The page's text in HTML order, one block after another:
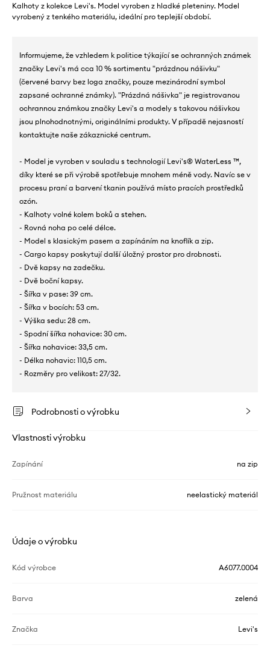
Kalhoty z kolekce Levi's. Model vyroben z hladké pleteniny. Model
vyrobený z tenkého materiálu, ideální pro teplejší období.
Informujeme, že vzhledem k politice týkající se ochranných známek
značky Levi's má cca 10 % sortimentu "prázdnou nášivku"
(červené barvy bez loga značky, pouze mezinárodní symbol
zapsané ochranné známky). "Prázdná nášivka" je registrovanou
ochrannou známkou značky Levi's a modely s takovou nášivkou
jsou plnohodnotnými, originálními produkty. V případě nejasností
kontaktujte naše zákaznické centrum.
- Model je vyroben v souladu s technologií Levi's® WaterLess ™,
díky které se při výrobě spotřebuje mnohem méně vody. Navíc se v
procesu praní a barvení tkanin používá místo pracích prostředků
ozón.
- Kalhoty volné kolem boků a stehen.
- Rovná noha po celé délce.
- Model s klasickým pasem a zapínáním na knoflík a zip.
- Cargo kapsy poskytují další úložný prostor pro drobnosti.
- Dvě kapsy na zadečku.
- Dvě boční kapsy.
- Šířka v pase: 39 cm.
- Šířka v bocích: 53 cm.
- Výška sedu: 28 cm.
- Spodní šířka nohavice: 30 cm.
- Šířka nohavice: 33,5 cm.
- Délka nohavic: 110,5 cm.
- Rozměry pro velikost: 27/32.
Podrobnosti o výrobku
Vlastnosti výrobku
Zapínání na zip
Pružnost materiálu neelastický materiál
Údaje o výrobku
Kód výrobce A6077.0004
Barva zelená
Značka Levi's